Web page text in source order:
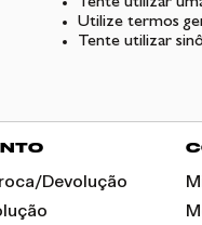
Tente utilizar
Utilize termos
Tente utilizar
Devolução